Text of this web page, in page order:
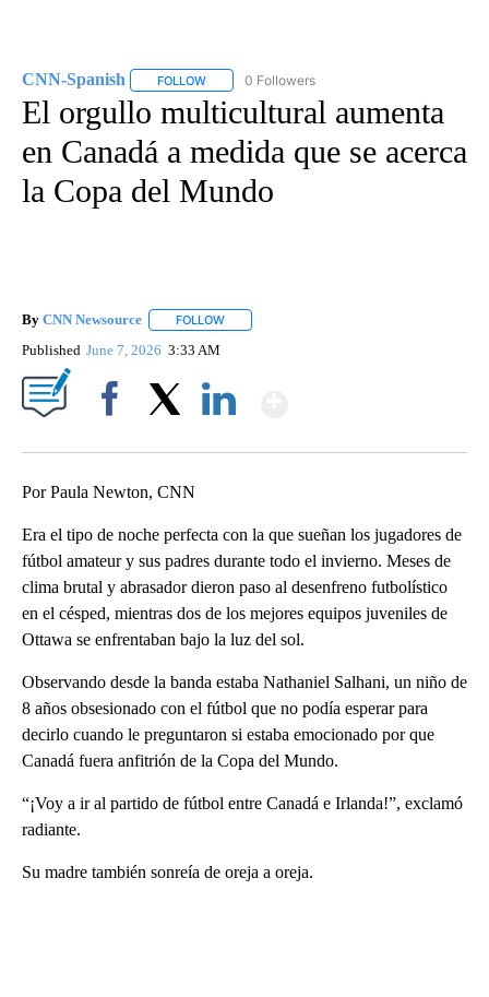
CNN-Spanish FOLLOW FOLLOW "CNN-SPANISH" TO RECEIVE
0 Followers
El orgullo multicultural aumenta
en Canadá a medida que se acerca
la Copa del Mundo
By CNN Newsource FOLLOW
Published June 7, 2026 3:33 AM
Por Paula Newton, CNN
Era el tipo de noche perfecta con la que sueñan los jugadores de
fútbol amateur y sus padres durante todo el invierno. Meses de
clima brutal y abrasador dieron paso al desenfreno futbolístico
en el césped, mientras dos de los mejores equipos juveniles de
Ottawa se enfrentaban bajo la luz del sol.
Observando desde la banda estaba Nathaniel Salhani, un niño de
8 años obsesionado con el fútbol que no podía esperar para
decirlo cuando le preguntaron si estaba emocionado por que
Canadá fuera anfitrión de la Copa del Mundo.
“¡Voy a ir al partido de fútbol entre Canadá e Irlanda!”, exclamó
radiante.
Su madre también sonreía de oreja a oreja.